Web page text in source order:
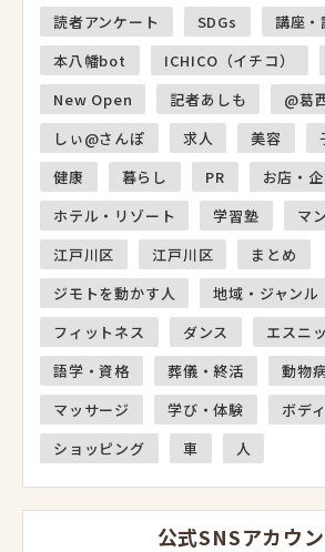
読者アンケート
SDGs
講座・
本八幡bot
ICHICO（イチコ）
New Open
記者あしも
@葛
しぃ@さんぽ
求人 美容
健康
暮らし PR
お店・
ホテル・リゾート
学習塾
マ
江戸川区
江戸川区
まとめ
ジモトを動かす人
地域・ジャンル
フィットネス
ダンス
エスニ
語学・資格
葬儀・終活
動物
マッサージ
学び・体験
ボデ
ショッピング
車 人
公式SNSアカウ